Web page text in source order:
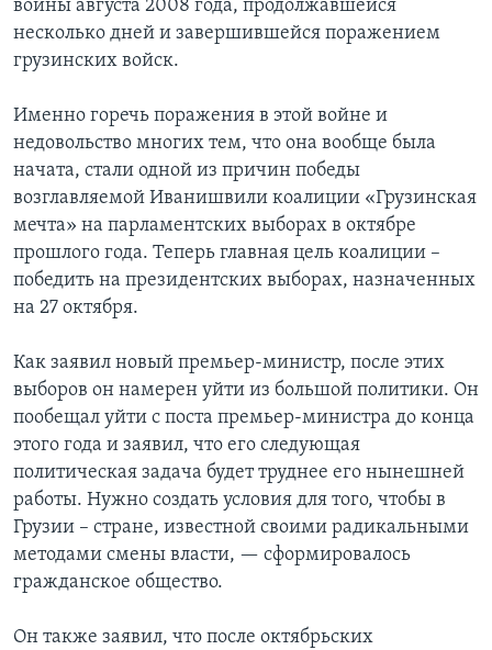
войны августа 2008 года, продолжавшейся
несколько дней и завершившейся поражением
грузинских войск.
Именно горечь поражения в этой войне и
недовольство многих тем, что она вообще была
начата, стали одной из причин победы
возглавляемой Иванишвили коалиции «Грузинская
мечта» на парламентских выборах в октябре
прошлого года. Теперь главная цель коалиции –
победить на президентских выборах, назначенных
на 27 октября.
Как заявил новый премьер-министр, после этих
выборов он намерен уйти из большой политики. Он
пообещал уйти с поста премьер-министра до конца
этого года и заявил, что его следующая
политическая задача будет труднее его нынешней
работы. Нужно создать условия для того, чтобы в
Грузии – стране, известной своими радикальными
методами смены власти, — сформировалось
гражданское общество.
Он также заявил, что после октябрьских